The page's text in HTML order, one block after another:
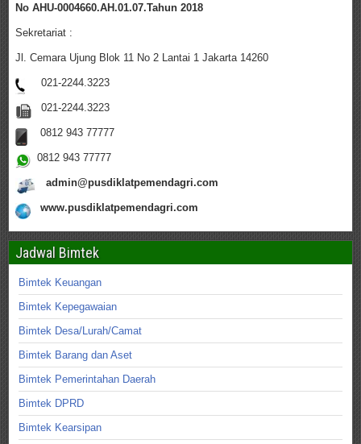
No AHU-0004660.AH.01.07.Tahun 2018
Sekretariat :
Jl. Cemara Ujung Blok 11 No 2 Lantai 1 Jakarta 14260
021-2244.3223
021-2244.3223
0812 943 77777
0812 943 77777
admin@pusdiklatpemendagri.com
www.pusdiklatpemendagri.com
Jadwal Bimtek
Bimtek Keuangan
Bimtek Kepegawaian
Bimtek Desa/Lurah/Camat
Bimtek Barang dan Aset
Bimtek Pemerintahan Daerah
Bimtek DPRD
Bimtek Kearsipan